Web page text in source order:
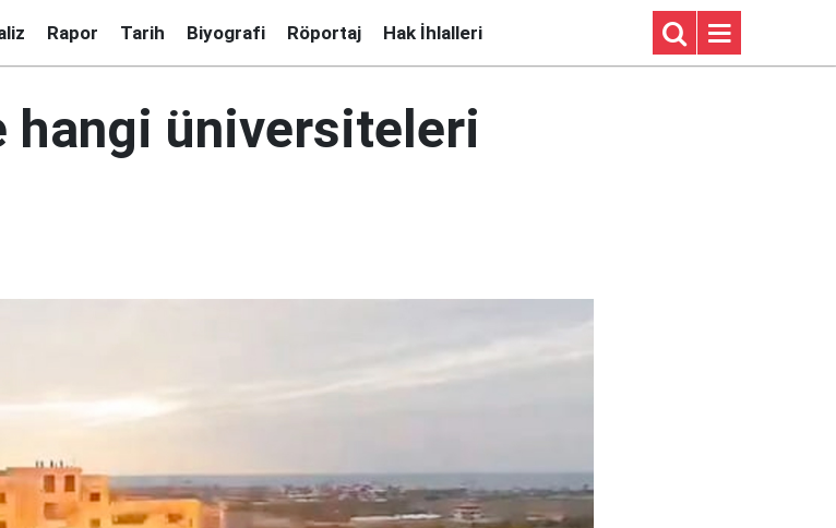
Rapor Tarih Biyografi Röportaj Hak İhlalleri
hangi üniversiteleri